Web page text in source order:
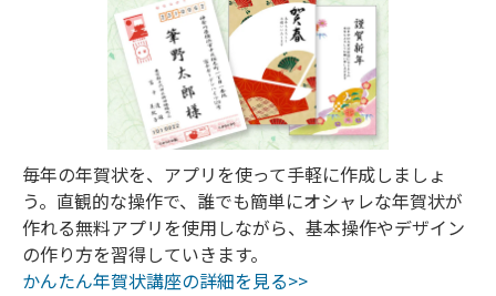
毎年の年賀状を、アプリを使って手軽に作成しましょ
う。直観的な操作で、誰でも簡単にオシャレな年賀状が
作れる無料アプリを使用しながら、基本操作やデザイン
の作り方を習得していきます。
かんたん年賀状講座の詳細を見る>>